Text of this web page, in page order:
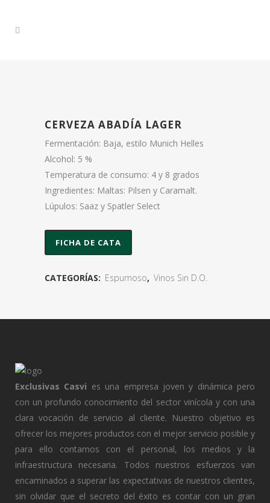
CERVEZA ABADÍA LAGER
Fermentación: Baja, estilo Munich Helles
Alcohol: 5 %
Temperatura de consumo: 4 y 8 grados
Ingredientes: Maltas: Pilsen y Caramalt.
Lúpulos: Saaz y Spatler Select
FICHA DE CATA
CATEGORÍAS: Espumoso, Vinos Sin D.O.
Exclusivas Casvi es una empresa joven y dinámica pero
con un profundo conocimiento del sector vinícola y con una
clara vocación de servicio al cliente. Nuestro objetivo es
ofrecer los mejores productos con el mejor servicio posible y
para ello contamos con el personal, los medios y la
infraestructura necesaria. Todos nuestros esfuerzos van
encaminados a superar las expectativas de nuestros clientes,
sin olvidar que el secreto del éxito es contar con un gran